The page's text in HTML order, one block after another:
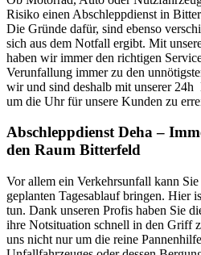
Risiko einen Abschleppdienst in
Die Gründe dafür, sind ebenso
sich aus dem Notfall ergibt. Mit
haben wir immer den richtigen
Verunfallung immer zu den
wir und sind deshalb mit unserer
um die Uhr für unsere Kunden zu
Abschleppdienst Deha –
den Raum Bitterfeld
Vor allem ein Verkehrsunfall kann
geplanten Tagesablauf bringen. Hier
tun. Dank unseren Profis haben Sie
ihre Notsituation schnell in den Griff
uns nicht nur um die reine